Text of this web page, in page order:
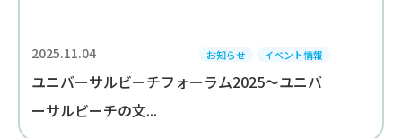
2025.11.04 お知らせ イベント情報
ユニバーサルビーチフォーラム2025～ユニバ
ーサルビーチの文...